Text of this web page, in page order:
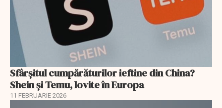
Sfârșitul cumpărăturilor ieftine din China?
Shein și Temu, lovite în Europa
11 FEBRUARIE 2026